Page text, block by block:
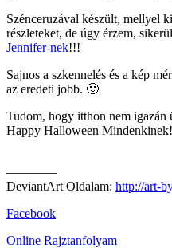
Szénceruzával készült, mellyel
részleteket, de úgy érzem,
Jennifer-nek!!!
Sajnos a szkennelés és a kép
az eredeti jobb. 🙂
Tudom, hogy itthon nem igazán
Happy Halloween Mindenkinek!
————
DeviantArt Oldalam: http://art-
Facebook
Online Rajztanfolyam